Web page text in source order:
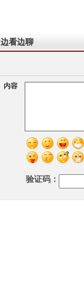
边看边聊
内容
验证码：